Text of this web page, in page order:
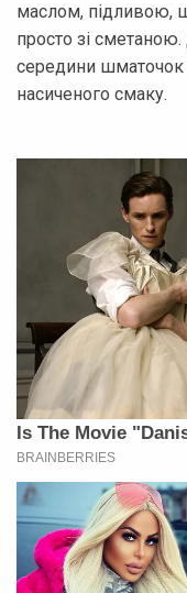
маслом, підливою,
просто зі
середини
насиченого смаку.